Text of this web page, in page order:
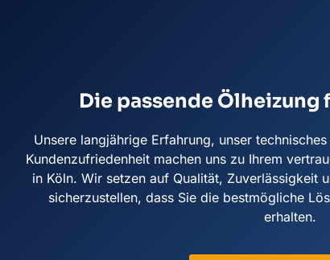
Die passende
Unsere langjährige Erfahrung, unser
Kundenzufriedenheit machen uns zu Ihrem
in Köln. Wir setzen auf Qualität, Zuverlässigkeit
sicherzustellen, dass Sie die bestmögliche
erhalten.